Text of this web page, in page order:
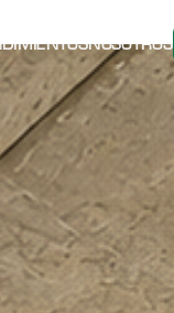
NOSOTROS